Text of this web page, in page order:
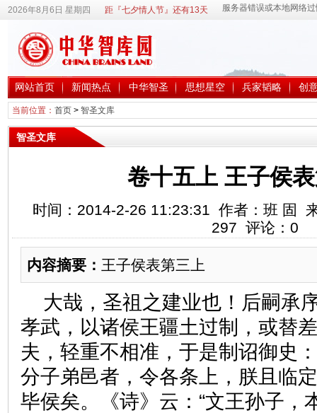
2026年8月6日 星期四 距『七夕情人节』还有13天
网站首页 新闻热点 中华智圣 思想星空 兵家韬略 创
当前位置： 首页> 智圣文库
智圣文库
卷十五上 王子侯
时间：2014-2-26 11:23:31 作者：班 固
297 评论： 0
内容摘要： 王子侯表第三上
大哉，圣祖之建业也！后嗣承
孝武，以诸侯王疆土过制，或替
夫，轻重不相准，于是制诏御史
分子弟邑者，令各条上，朕且临
毕侯矣。《诗》云：“文王孙子，